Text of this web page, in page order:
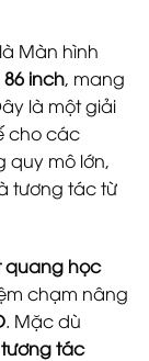
là Màn hình
86 inch, mang
là một giải
cho các
quy mô lớn,
tương tác từ
quang học
chạm nâng
. Mặc dù
tác